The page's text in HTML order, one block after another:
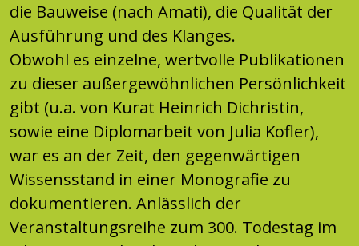
die Bauweise (nach Amati), die Qualität der
Ausführung und des Klanges.
Obwohl es einzelne, wertvolle Publikationen
zu dieser außergewöhnlichen Persönlichkeit
gibt (u.a. von Kurat Heinrich Dichristin,
sowie eine Diplomarbeit von Julia Kofler),
war es an der Zeit, den gegenwärtigen
Wissensstand in einer Monografie zu
dokumentieren. Anlässlich der
Veranstaltungsreihe zum 300. Todestag im